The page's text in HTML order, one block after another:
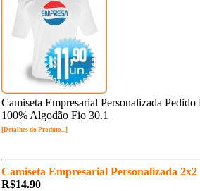
Camiseta Empresarial Personalizada
100% Algodão Fio 30.1
[Detalhes do Produto...]
Camiseta Empresarial Personalizada 2x2
R$14.90